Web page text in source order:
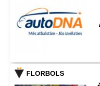
FLORBOLS